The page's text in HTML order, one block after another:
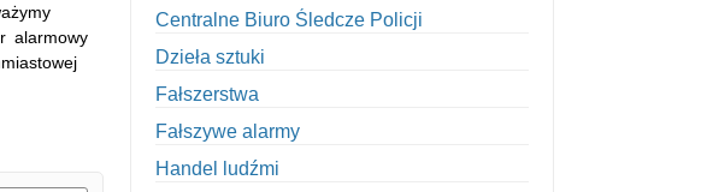
alarmowy
Centralne Biuro Śledcze Policji
Dzieła sztuki
Fałszerstwa
Fałszywe alarmy
Handel ludźmi